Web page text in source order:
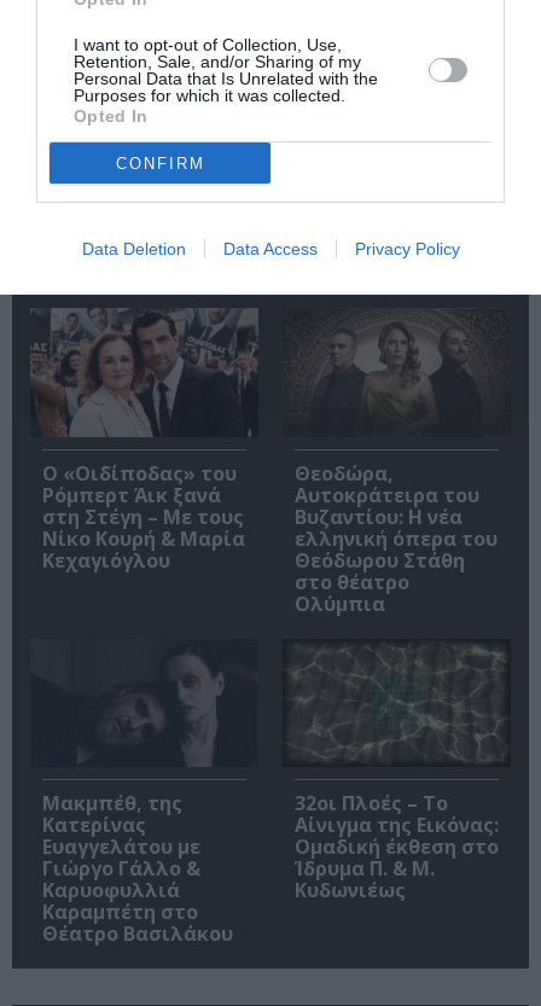
I want to opt-out of Collection, Use,
Retention, Sale, and/or Sharing of my
Personal Data that Is Unrelated with the
Purposes for which it was collected.
Opted In
CONFIRM
Data Deletion Data Access Privacy Policy
Ακολουθήστε το Culturenow.gr
O «Οιδίποδας» του
Ρόμπερτ Άικ ξανά
στη Στέγη – Με τους
Νίκο Κουρή & Μαρία
Κεχαγιόγλου
Θεοδώρα,
Αυτοκράτειρα του
Βυζαντίου: Η νέα
ελληνική όπερα του
Θεόδωρου Στάθη
στο θέατρο
Ολύμπια
Μακμπέθ, της
Κατερίνας
Ευαγγελάτου με
Γιώργο Γάλλο &
Καρυοφυλλιά
Καραμπέτη στο
Θέατρο Βασιλάκου
32οι Πλοές – Το
Αίνιγμα της Εικόνας:
Ομαδική έκθεση στο
Ίδρυμα Π. & Μ.
Κυδωνιέως